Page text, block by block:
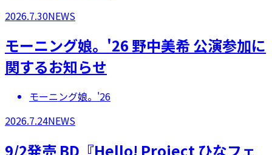
2026.7.30NEWS
モーニング娘。'26 野中美希 公演参加に
関するお知らせ
モーニング娘。'26
2026.7.24NEWS
9/2発売 BD『Hello! Project ひなフェ